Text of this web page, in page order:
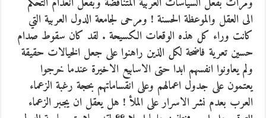
الى العقل والموعظة الحسنة ! ومرحى لجامعة الدول العربية التي
كانت وراء كل هذه الوقعات الكسيحة . لقد كان سقوط صدام
حسين تعرية فاضحة لكل الذين راهنوا على جعل الخيالات حقيقة
ولم يعاونوا انفسهم ابدا حتى الاسابيع الاخيرة عندما خرجوا
يعتمون على جدول اعمالهم وعلى انقساماتهم بحجة رغبة الزعماء
العرب بعدم نشر الاسرار على الملأ ! هل يعقل ان يجبر الزعماء